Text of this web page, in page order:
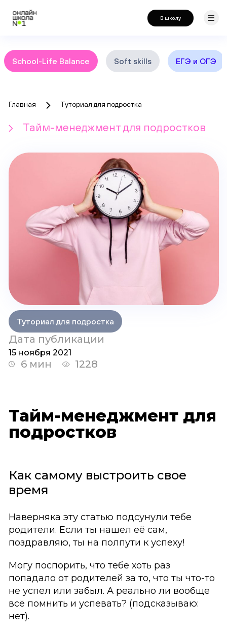
В школу
School-Life Balance Soft skills ЕГЭ и ОГЭ
Главная Туториал для подростка
Тайм-менеджмент для подростков
Туториал для подростка
6 мин 1228
Дата публикации
15 ноября 2021
Тайм-менеджмент для
подростков
Как самому выстроить свое
время
Наверняка эту статью подсунули тебе
родители. Если ты нашел её сам,
поздравляю, ты на полпути к успеху!
Могу поспорить, что тебе хоть раз
попадало от родителей за то, что ты что-то
не успел или забыл. А реально ли вообще
всё помнить и успевать? (подсказываю:
нет).